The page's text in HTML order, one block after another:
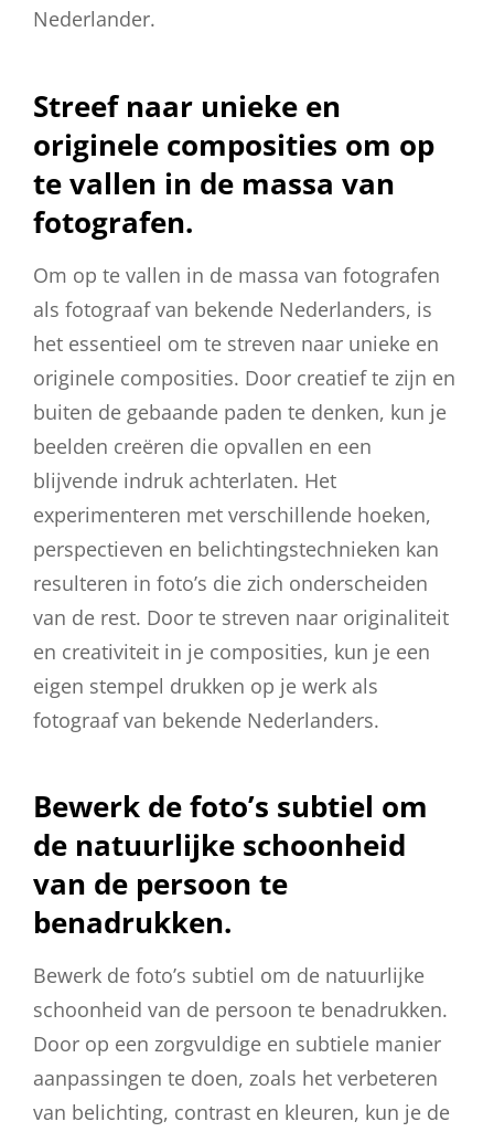
Nederlander.
Streef naar unieke en
originele composities om op
te vallen in de massa van
fotografen.
Om op te vallen in de massa van fotografen
als fotograaf van bekende Nederlanders, is
het essentieel om te streven naar unieke en
originele composities. Door creatief te zijn en
buiten de gebaande paden te denken, kun je
beelden creëren die opvallen en een
blijvende indruk achterlaten. Het
experimenteren met verschillende hoeken,
perspectieven en belichtingstechnieken kan
resulteren in foto’s die zich onderscheiden
van de rest. Door te streven naar originaliteit
en creativiteit in je composities, kun je een
eigen stempel drukken op je werk als
fotograaf van bekende Nederlanders.
Bewerk de foto’s subtiel om
de natuurlijke schoonheid
van de persoon te
benadrukken.
Bewerk de foto’s subtiel om de natuurlijke
schoonheid van de persoon te benadrukken.
Door op een zorgvuldige en subtiele manier
aanpassingen te doen, zoals het verbeteren
van belichting, contrast en kleuren, kun je de